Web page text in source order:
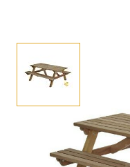
Hardhouten
van 50 mm. In 2
180 en 200 cm.